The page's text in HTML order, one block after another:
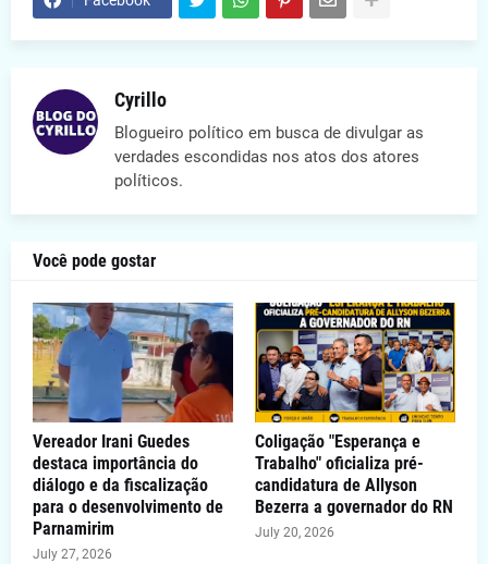
Cyrillo
Blogueiro político em busca de divulgar as
verdades escondidas nos atos dos atores
políticos.
Você pode gostar
Vereador Irani Guedes
destaca importância do
diálogo e da fiscalização
para o desenvolvimento de
Parnamirim
July 27, 2026
Coligação "Esperança e
Trabalho" oficializa pré-
candidatura de Allyson
Bezerra a governador do RN
July 20, 2026